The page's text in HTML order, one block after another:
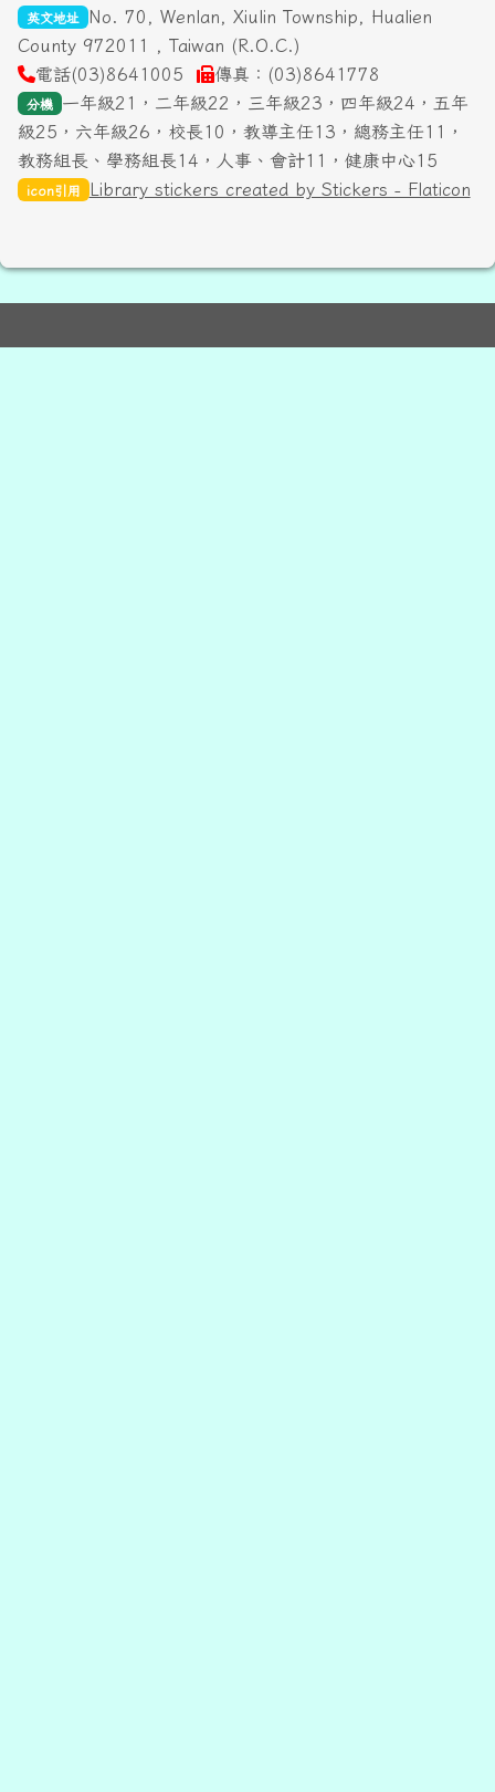
英文地址
No. 70, Wenlan, Xiulin Township, Hualien
County 972011 , Taiwan (R.O.C.)
電話(03)8641005
傳真：(03)8641778
分機
一年級21，二年級22，三年級23，四年級24，五年
級25，六年級26，校長10，教導主任13，總務主任11，
教務組長、學務組長14，人事、會計11，健康中心15
icon引用 Library stickers created by Stickers - Flaticon